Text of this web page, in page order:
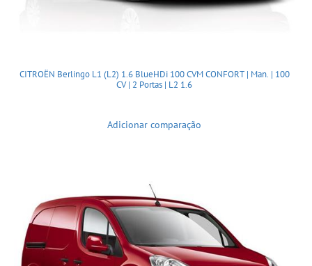
CITROËN Berlingo L1 (L2) 1.6 BlueHDi 100 CVM CONFORT | Man. | 100
CV | 2 Portas | L2 1.6
Adicionar comparação